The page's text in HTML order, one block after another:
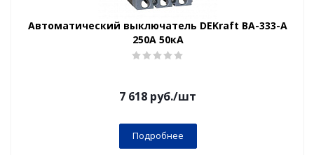
Автоматический выключатель DEKraft ВА-333-А
250А 50кА
7 618 руб./шт
Подробнее